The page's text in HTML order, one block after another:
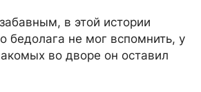
в этой истории
бедолага не мог вспомнить, у
во дворе он оставил